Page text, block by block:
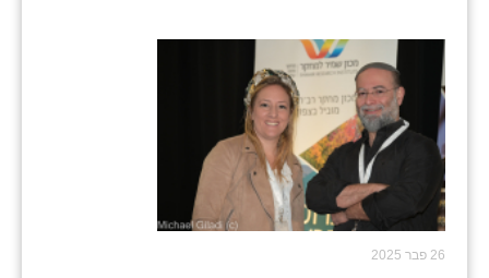
26 פבר 2025